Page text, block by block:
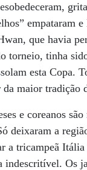
empataram
que havia
torneio, tinha
esta Copa.
da maior tradição
e coreanos
deixaram a
a tricampeã
indescritível. Os